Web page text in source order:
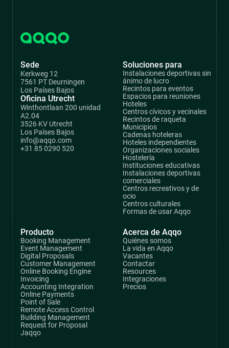
Sede
Kerkweg 12
7561 PT Deurningen
Los Países Bajos
Oficina Utrecht
Winthontlaan 200 unidad
A2.04
3526 KV Utrecht
Los Países Bajos
info@aqqo.com
+31 85 0290 520
Producto
Booking Management
Event Management
Digital Proposals
Customer Management
Online Booking Engine
Invoicing
Accounting Integration
Online Payments
Point of Sale
Remote Access Control
Building Management
Request for Proposal
Jaqqo
Soluciones para
Instalaciones deportivas sin
ánimo de lucro
Recintos para eventos
Espacios para reuniones
Hoteles
Centros cívicos y vecinales
Recintos de raqueta
Municipios
Cadenas hoteleras
Hoteles independientes
Organizaciones sociales
Hostelería
Instituciones educativas
Instalaciones deportivas
comerciales
Centros recreativos y de
ocio
Centros culturales
Formas de usar Aqqo
Acerca de Aqqo
Quiénes somos
La vida en Aqqo
Vacantes
Contactar
Resources
Integraciones
Precios